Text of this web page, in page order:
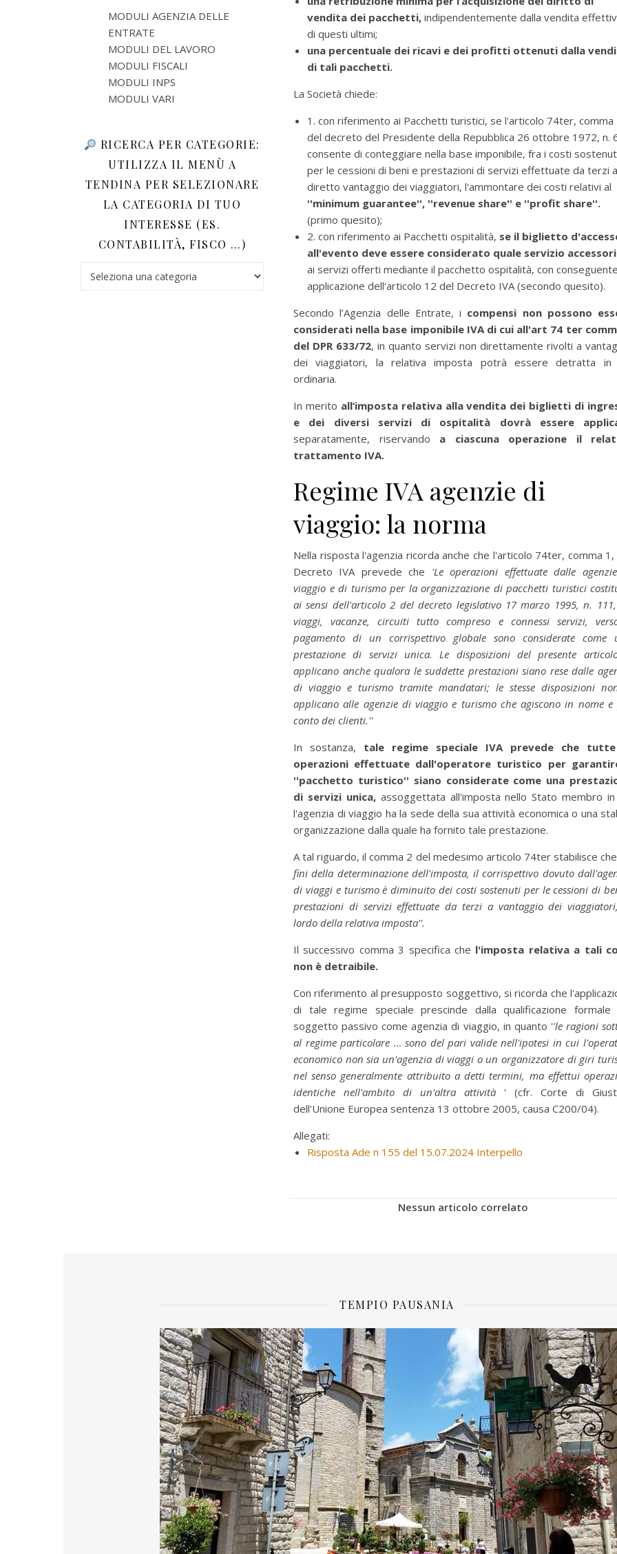
MODULI AGENZIA DELLE
ENTRATE
MODULI DEL LAVORO
MODULI FISCALI
MODULI INPS
MODULI VARI
RICERCA PER CATEGORIE:
UTILIZZA IL MENÙ A
TENDINA PER SELEZIONARE
LA CATEGORIA DI TUO
INTERESSE (ES.
CONTABILITÀ, FISCO …)
Ricerca per categorie: utilizza il menù a tendina per selezionare la categoria di tuo interesse (es. contabilità, Fisco
vendita dei pacchetti, indipendentemente dalla vendita
di questi ultimi;
una percentuale dei ricavi e dei profitti ottenuti dalla
di tali pacchetti.
La Società chiede:
1. con riferimento ai Pacchetti turistici, se l'articolo 74ter, comma
del decreto del Presidente della Repubblica 26 ottobre 1972, n.
consente di conteggiare nella base imponibile, fra i costi
per le cessioni di beni e prestazioni di servizi effettuate da terzi a
diretto vantaggio dei viaggiatori, l'ammontare dei costi relativi al
''minimum guarantee'', ''revenue share'' e ''profit share''.
(primo quesito);
2. con riferimento ai Pacchetti ospitalità, se il biglietto
all'evento deve essere considerato quale servizio
ai servizi offerti mediante il pacchetto ospitalità, con conseguente
applicazione dell'articolo 12 del Decreto IVA (secondo quesito).
Secondo l’Agenzia delle Entrate, i compensi non possono
considerati nella base imponibile IVA di cui all'art 74 ter
del DPR 633/72, in quanto servizi non direttamente rivolti a
dei viaggiatori, la relativa imposta potrà essere detratta in
ordinaria.
In merito all’imposta relativa alla vendita dei biglietti di
e dei diversi servizi di ospitalità dovrà essere
separatamente, riservando a ciascuna operazione il
trattamento IVA.
Regime IVA agenzie di
viaggio: la norma
Nella risposta l'agenzia ricorda anche che l'articolo 74ter, comma 1,
Decreto IVA prevede che 'Le operazioni effettuate dalle
viaggio e di turismo per la organizzazione di pacchetti turistici
ai sensi dell'articolo 2 del decreto legislativo 17 marzo 1995, n.
viaggi, vacanze, circuiti tutto compreso e connessi servizi,
pagamento di un corrispettivo globale sono considerate come
prestazione di servizi unica. Le disposizioni del presente
applicano anche qualora le suddette prestazioni siano rese dalle
di viaggio e turismo tramite mandatari; le stesse disposizioni
applicano alle agenzie di viaggio e turismo che agiscono in nome e
conto dei clienti.''
In sostanza, tale regime speciale IVA prevede che
operazioni effettuate dall'operatore turistico per
''pacchetto turistico'' siano considerate come una
di servizi unica,assoggettata all'imposta nello Stato membro in
l'agenzia di viaggio ha la sede della sua attività economica o una
organizzazione dalla quale ha fornito tale prestazione.
A tal riguardo, il comma 2 del medesimo articolo 74ter stabilisce
fini della determinazione dell'imposta, il corrispettivo dovuto
di viaggi e turismo è diminuito dei costi sostenuti per le cessioni di
prestazioni di servizi effettuate da terzi a vantaggio dei
lordo della relativa imposta''.
Il successivo comma 3 specifica che l'imposta relativa a tali
non è detraibile.
Con riferimento al presupposto soggettivo, si ricorda che
di tale regime speciale prescinde dalla qualificazione formale
soggetto passivo come agenzia di viaggio, in quanto ''le ragioni
al regime particolare … sono del pari valide nell'ipotesi in cui
economico non sia un'agenzia di viaggi o un organizzatore di giri
nel senso generalmente attribuito a detti termini, ma effettui
identiche nell'ambito di un'altra attività ' (cfr. Corte di
dell'Unione Europea sentenza 13 ottobre 2005, causa C200/04).
Allegati:
Risposta Ade n 155 del 15.07.2024 Interpello
Nessun articolo correlato
TEMPIO PAUSANIA